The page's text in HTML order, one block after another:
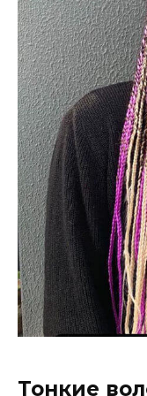
Тонкие